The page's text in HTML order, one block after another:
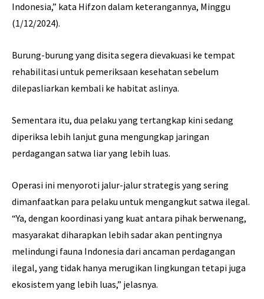
Indonesia,” kata Hifzon dalam keterangannya, Minggu
(1/12/2024).
Burung-burung yang disita segera dievakuasi ke tempat
rehabilitasi untuk pemeriksaan kesehatan sebelum
dilepasliarkan kembali ke habitat aslinya.
Sementara itu, dua pelaku yang tertangkap kini sedang
diperiksa lebih lanjut guna mengungkap jaringan
perdagangan satwa liar yang lebih luas.
Operasi ini menyoroti jalur-jalur strategis yang sering
dimanfaatkan para pelaku untuk mengangkut satwa ilegal.
“Ya, dengan koordinasi yang kuat antara pihak berwenang,
masyarakat diharapkan lebih sadar akan pentingnya
melindungi fauna Indonesia dari ancaman perdagangan
ilegal, yang tidak hanya merugikan lingkungan tetapi juga
ekosistem yang lebih luas,” jelasnya.